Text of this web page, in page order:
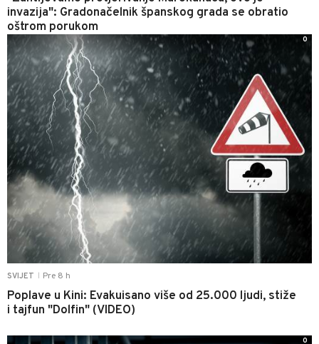
invazija": Gradonačelnik španskog grada se obratio
oštrom porukom
SVIJET Pre 8 h
Poplave u Kini: Evakuisano više od 25.000 ljudi, stiže
i tajfun "Dolfin" (VIDEO)
0
0